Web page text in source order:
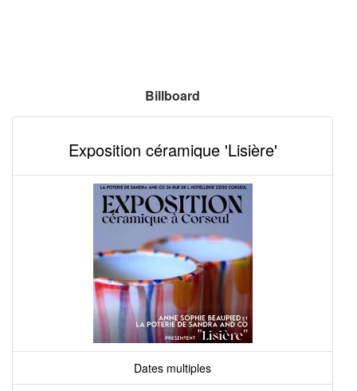
Billboard
Exposition céramique 'Lisière'
Dates multiples